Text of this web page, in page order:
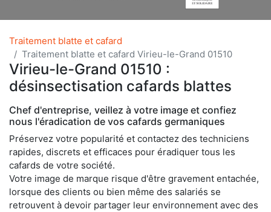
Traitement blatte et cafard
Traitement blatte et cafard Virieu-le-Grand 01510
Virieu-le-Grand 01510 :
désinsectisation cafards blattes
Chef d'entreprise, veillez à votre image et confiez
nous l'éradication de vos cafards germaniques
Préservez votre popularité et contactez des techniciens
rapides, discrets et efficaces pour éradiquer tous les
cafards de votre société.
Votre image de marque risque d'être gravement entachée,
lorsque des clients ou bien même des salariés se
retrouvent à devoir partager leur environnement avec des